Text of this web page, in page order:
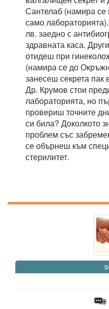
Сантелаб (намира
само
лв. заедно с
здравната каса.
отидеш при
(намира се до
занесеш секрета пак
Др. Крумов стои
лабораторията, но
провериш точните
си била? Доколкото
проблем със
се обърнеш към
стерилитет.